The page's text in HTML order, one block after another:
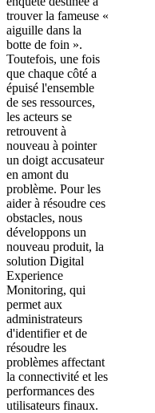
trouver la fameuse «
aiguille dans la
botte de foin ».
Toutefois, une fois
que chaque côté a
épuisé l'ensemble
de ses ressources,
les acteurs se
retrouvent à
nouveau à pointer
un doigt accusateur
en amont du
problème. Pour les
aider à résoudre ces
obstacles, nous
développons un
nouveau produit, la
solution Digital
Experience
Monitoring, qui
permet aux
administrateurs
d'identifier et de
résoudre les
problèmes affectant
la connectivité et les
performances des
utilisateurs finaux.